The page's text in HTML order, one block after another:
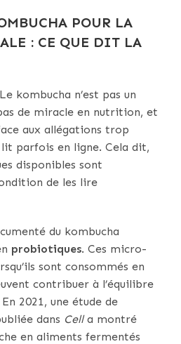
POUR LA
: CE QUE DIT LA
kombucha n’est pas un
de miracle en nutrition, et
aux allégations trop
lit parfois en ligne. Cela dit,
disponibles sont
de les lire
du kombucha
probiotiques. Ces micro-
sont consommés en
contribuer à l’équilibre
2021, une étude de
dans Cella montré
en aliments fermentés